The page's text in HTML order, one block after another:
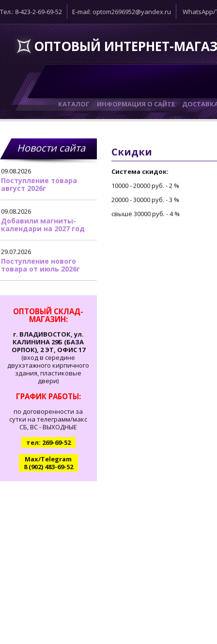
Тел.: 8-423-2-69-69-52 E-mail: optom2696952@yandex.ru WhatsApp/
ОПТОВЫЙ ИНТЕРНЕТ-
КАТАЛОГ ИНФОРМАЦИЯ О САЙТЕ
Новости сайта
09.08.2026
Поступление товара
август 2026г
09.08.2026
Добавили магниты-
календари на 2027 год
29.07.2026
Поступление нового
товара от июль 2026г
ОПТОВЫЙ СКЛАД-
МАГАЗИН:
г. ВЛАДИВОСТОК, ул.
КАЛИНИНА 29Б (БАЗА
ОРПОК), 2 ЭТ, ОФИС 17
(вход в середине
двухэтажного кирпичного
здания, пластиковые
двери)
ГРАФИК РАБОТЫ:
по договоренности за
сутки на телеграмм/макс
СБ, ВС - ВЫХОДНЫЕ
тел: 269-69-52
Max/Telegram
8 (902) 483-69-52
Скидки
Система скидок:
10000 - 20000 руб. - 2 %
20000 - 30000 руб. - 3 %
свыше 30000 руб. - 4 %